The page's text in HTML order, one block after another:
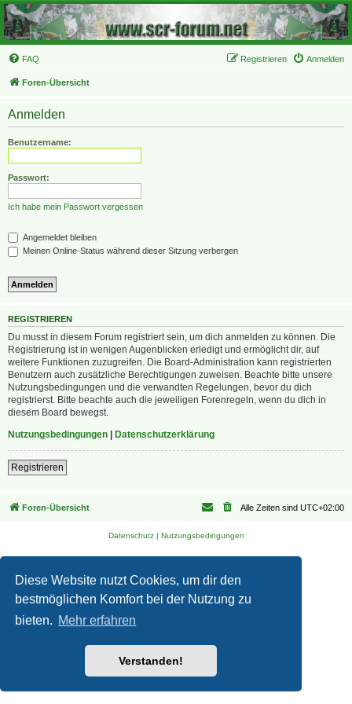
Diese Website nutzt Cookies, um dir den
bestmöglichen Komfort bei der Nutzung zu
bieten. Mehr erfahren
Verstanden!
FAQ Anmelden
Registrieren
Foren-Übersicht
Anmelden
Benutzername:
Passwort:
Ich habe mein Passwort vergessen
Angemeldet bleiben
Meinen Online-Status während dieser Sitzung verbergen
REGISTRIEREN
Du musst in diesem Forum registriert sein, um dich anmelden zu können. Die
Registrierung ist in wenigen Augenblicken erledigt und ermöglicht dir, auf
weitere Funktionen zuzugreifen. Die Board-Administration kann registrierten
Benutzern auch zusätzliche Berechtigungen zuweisen. Beachte bitte unsere
Nutzungsbedingungen und die verwandten Regelungen, bevor du dich
registrierst. Bitte beachte auch die jeweiligen Forenregeln, wenn du dich in
diesem Board bewegst.
Nutzungsbedingungen
Datenschutzerklärung
Registrieren
Foren-Übersicht Alle Zeiten sind UTC+02:00
Datenschutz| Nutzungsbedingungen